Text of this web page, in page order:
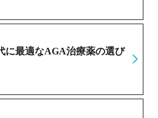
に最適なAGA治療薬の選び